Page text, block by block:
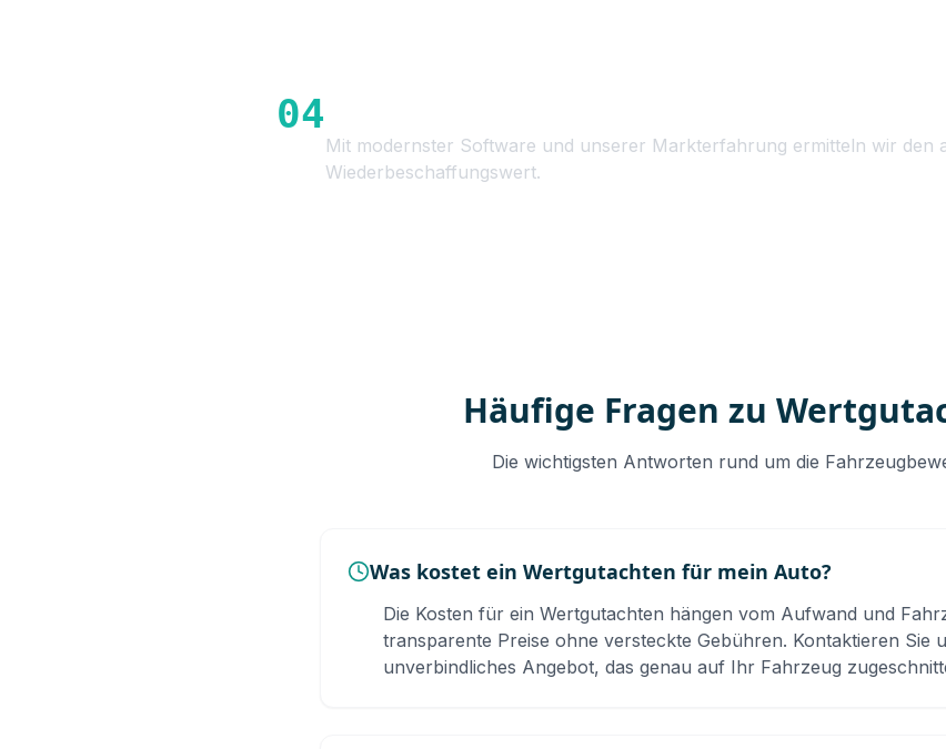
04
Mit modernster Software und unserer Markterfahrung ermitteln wir den
Wiederbeschaffungswert.
Häufige Fragen zu
Die wichtigsten Antworten rund um die
Was kostet ein Wertgutachten für mein Auto?
Die Kosten für ein Wertgutachten hängen vom Aufwand und
transparente Preise ohne versteckte Gebühren. Kontaktieren Sie
unverbindliches Angebot, das genau auf Ihr Fahrzeug